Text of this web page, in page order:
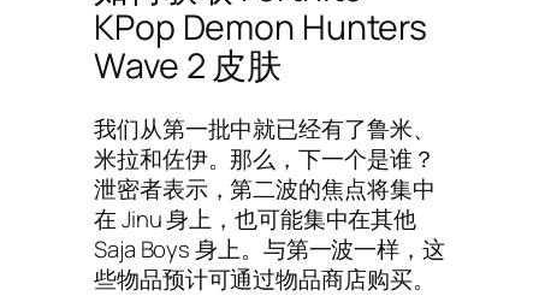
KPop Demon Hunters
Wave 2 皮肤
我们从第一批中就已经有了鲁米、
米拉和佐伊。那么，下一个是谁？
泄密者表示，第二波的焦点将集中
在 Jinu 身上，也可能集中在其他
Saja Boys 身上。与第一波一样，这
些物品预计可通过物品商店购买。